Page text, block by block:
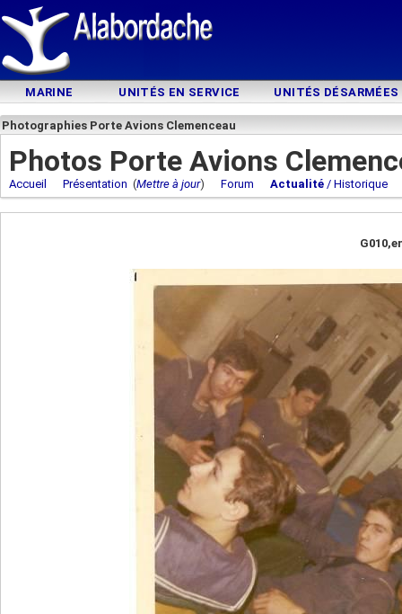
MARINE UNITÉS EN SERVICE UNITÉS DÉSARMÉES
Photographies Porte Avions Clemenceau
Photos Porte Avions
Accueil Présentation (Mettre à jour) Forum Actualité / Historique